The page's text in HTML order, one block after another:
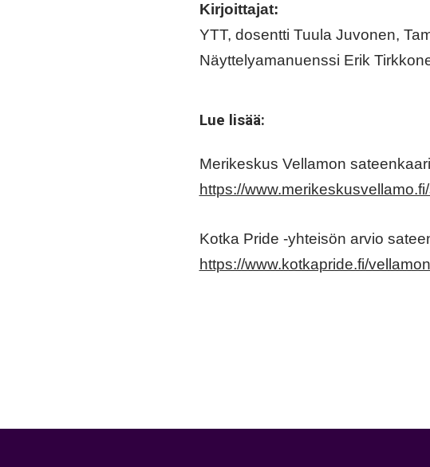
Kirjoittajat:
YTT, dosentti Tuula Juvonen,
Näyttelyamanuenssi Erik
Lue lisää:
Merikeskus Vellamon
https://
Kotka Pride -yhteisön arvio
https://www.kotkapride.fi/